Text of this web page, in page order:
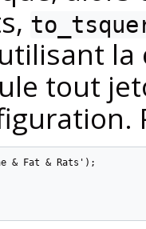
tout
& Fat & Rats');